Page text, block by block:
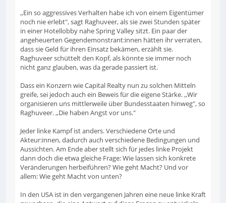
,,Ein so aggressives Verhalten habe ich von einem Eigentümer
noch nie erlebt", sagt Raghuveer, als sie zwei Stunden später
in einer Hotellobby nahe Spring Valley sitzt. Ein paar der
angeheuerten Gegendemonstrant:innen hätten ihr verraten,
dass sie Geld für ihren Einsatz bekämen, erzählt sie.
Raghuveer schüttelt den Kopf, als könnte sie immer noch
nicht ganz glauben, was da gerade passiert ist.
Dass ein Konzern wie Capital Realty nun zu solchen Mitteln
greife, sei jedoch auch ein Beweis für die eigene Stärke. ,,Wir
organisieren uns mittlerweile über Bundesstaaten hinweg", so
Raghuveer. ,,Die haben Angst vor uns."
Jeder linke Kampf ist anders. Verschiedene Orte und
Akteur:innen, dadurch auch verschiedene Bedingungen und
Aussichten. Am Ende aber stellt sich für jedes linke Projekt
dann doch die etwa gleiche Frage: Wie lassen sich konkrete
Veränderungen herbeiführen? Wie geht Macht? Und vor
allem: Wie geht Macht von unten?
In den USA ist in den vergangenen Jahren eine neue linke Kraft